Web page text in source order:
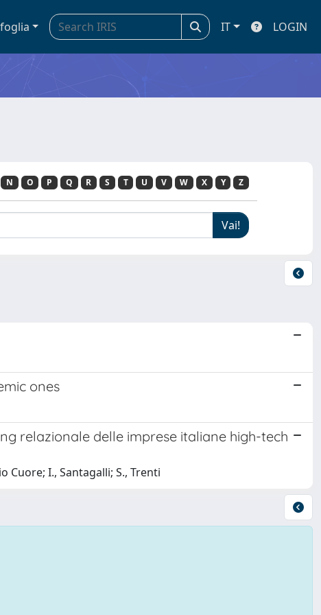
IT LOGIN
N O P Q R S T U V W X Y Z
ones
relazionale delle imprese italiane high-tech
Cuore; I., Santagalli; S., Trenti